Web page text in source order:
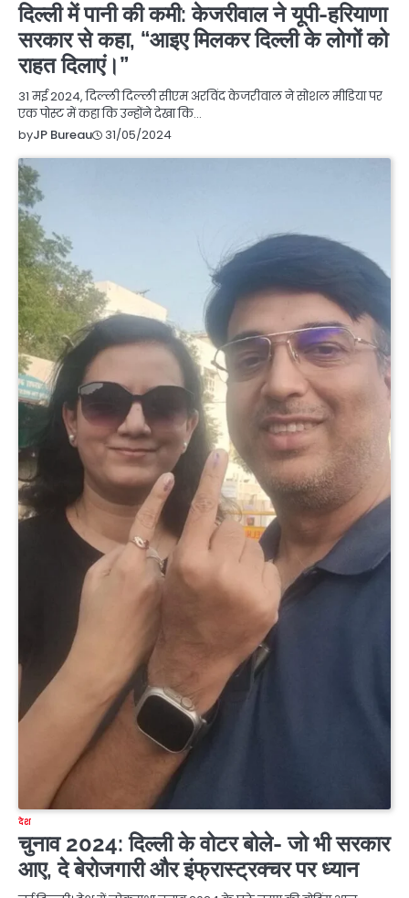
दिल्ली में पानी की कमी: केजरीवाल ने यूपी-हरियाणा
सरकार से कहा, “आइए मिलकर दिल्ली के लोगों को
राहत दिलाएं।”
31 मई 2024, दिल्ली दिल्ली सीएम अरविंद केजरीवाल ने सोशल मीडिया पर
एक पोस्ट में कहा कि उन्होंने देखा कि…
byJP Bureau 31/05/2024
देश
चुनाव 2024: दिल्ली के वोटर बोले- जो भी सरकार
आए, दे बेरोजगारी और इंफ्रास्ट्रक्चर पर ध्यान